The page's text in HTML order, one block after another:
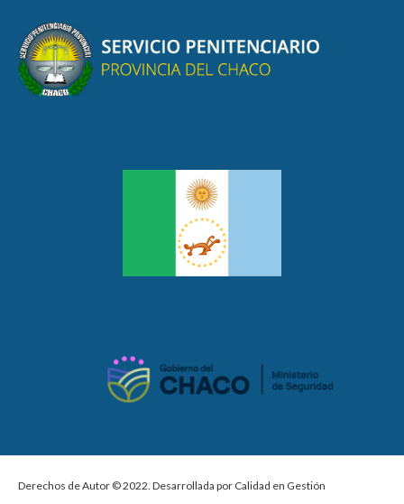
Derechos de Autor © 2022. Desarrollada por Calidad en Gestión